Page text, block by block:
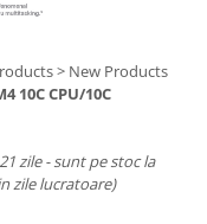
> New Products
10C CPU/10C
zile - sunt pe stoc la
zile lucratoare)